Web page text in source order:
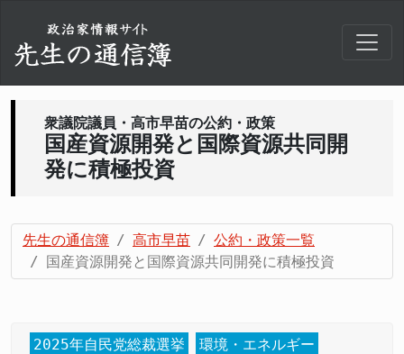
衆議院議員・高市早苗の公約・政策
国産資源開発と国際資源共同開
発に積極投資
先生の通信簿 高市早苗
公約・政策一覧
国産資源開発と国際資源共同開発に積極投資
2025年自民党総裁選挙 環境・エネルギー